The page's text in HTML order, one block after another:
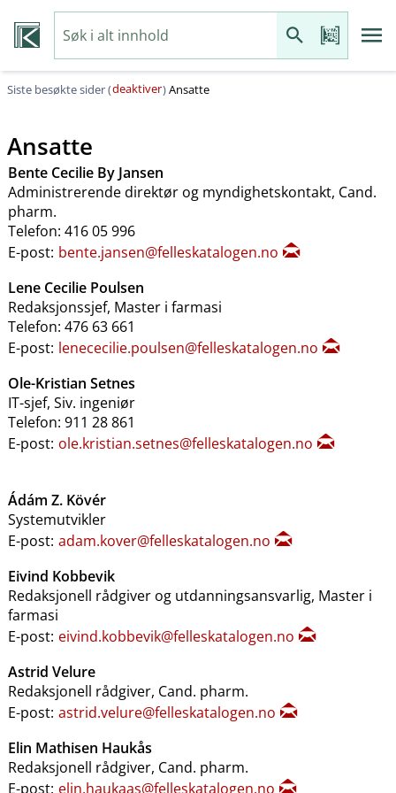
Siste besøkte sider (deaktiver)Ansatte
Ansatte
Bente Cecilie By Jansen
Administrerende direktør og myndighetskontakt, Cand.
pharm.
Telefon: 416 05 996
E-post: bente.jansen@felleskatalogen.no
Lene Cecilie Poulsen
Redaksjonssjef, Master i farmasi
Telefon: 476 63 661
E-post: lenececilie.poulsen@felleskatalogen.no
Ole-Kristian Setnes
IT-sjef, Siv. ingeniør
Telefon: 911 28 861
E-post: ole.kristian.setnes@felleskatalogen.no
Ádám Z. Kövér
Systemutvikler
E-post: adam.kover@felleskatalogen.no
Eivind Kobbevik
Redaksjonell rådgiver og utdanningsansvarlig, Master i
farmasi
E-post: eivind.kobbevik@felleskatalogen.no
Astrid Velure
Redaksjonell rådgiver, Cand. pharm.
E-post: astrid.velure@felleskatalogen.no
Elin Mathisen Haukås
Redaksjonell rådgiver, Cand. pharm.
E-post: elin.haukaas@felleskatalogen.no